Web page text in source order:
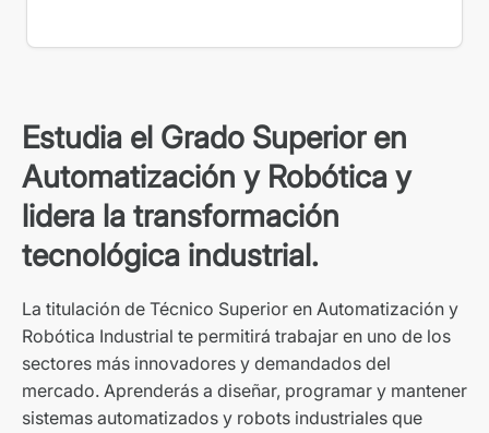
Estudia el Grado Superior en
Automatización y Robótica y
lidera la transformación
tecnológica industrial.
La titulación de Técnico Superior en Automatización y
Robótica Industrial te permitirá trabajar en uno de los
sectores más innovadores y demandados del
mercado. Aprenderás a diseñar, programar y mantener
sistemas automatizados y robots industriales que